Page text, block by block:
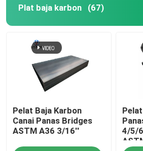
Plat baja karbon (67)
Pelat Baja Karbon
Canai Panas Bridges
ASTM A36 3/16''
4/5/